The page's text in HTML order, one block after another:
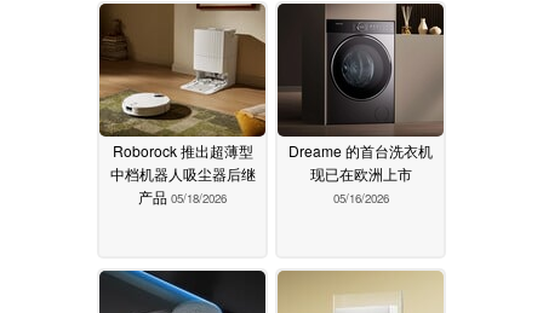
Roborock 推出超薄型
中档机器人吸尘器后继
产品 05/18/2026
Dreame 的首台洗衣机
现已在欧洲上市
05/16/2026